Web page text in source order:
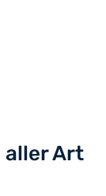
aller Art